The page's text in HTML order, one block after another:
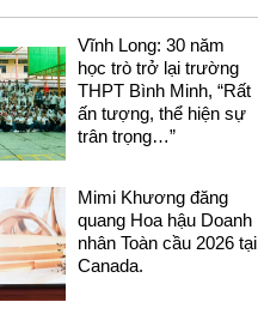
Vĩnh Long: 30 năm
học trò trở lại trường
THPT Bình Minh, “Rất
ấn tượng, thể hiện sự
trân trọng…”
Mimi Khương đăng
quang Hoa hậu Doanh
nhân Toàn cầu 2026 tại
Canada.